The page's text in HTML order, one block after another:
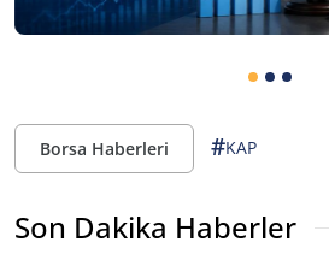
Borsa Haberleri #KAP
Son Dakika Haberler